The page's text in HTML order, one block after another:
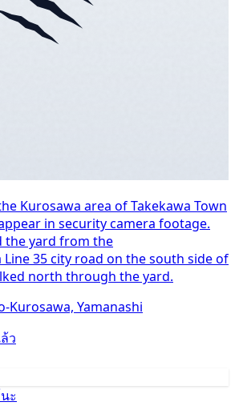
Kurosawa area of Takekawa Town
in security camera footage.
the yard from the
Line 35 city road on the south side of
north through the yard.
Kurosawa, Yamanashi
ว
ะ